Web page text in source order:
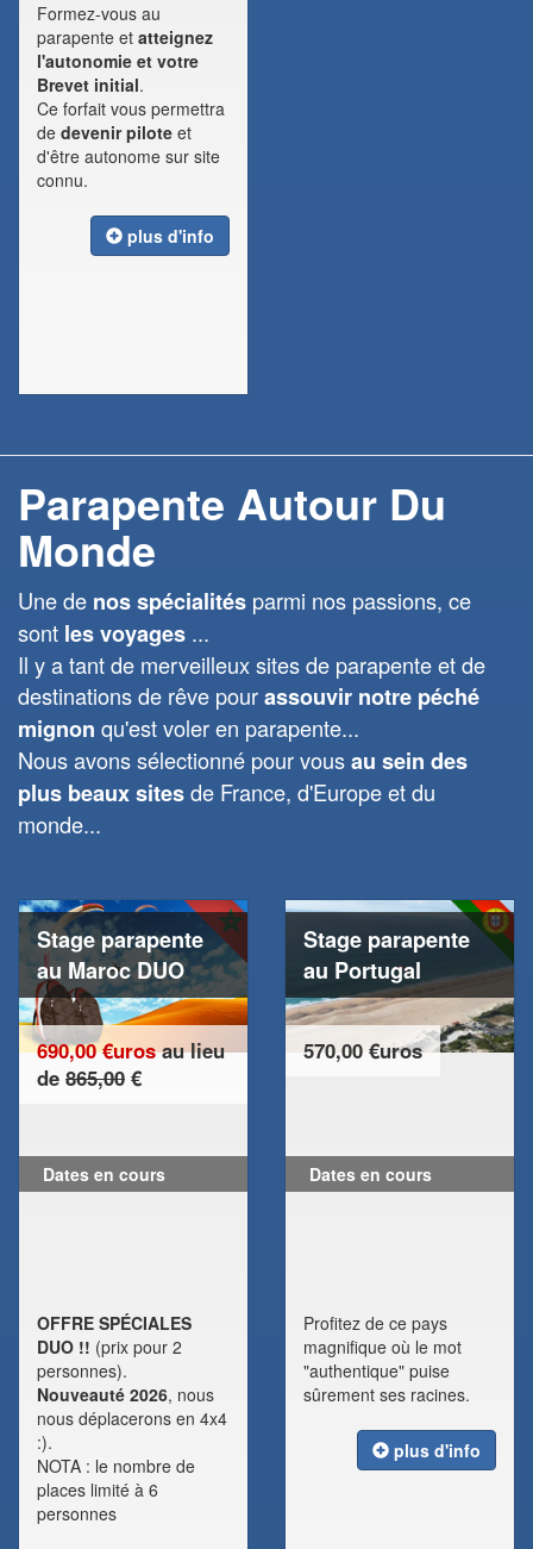
Formez-vous au
parapente et atteignez
l'autonomie et votre
Brevet initial.
Ce forfait vous permettra
de devenir pilote et
d'être autonome sur site
connu.
plus d'info
Parapente Autour Du
Monde
Une de nos spécialités parmi nos passions, ce
sont les voyages ...
Il y a tant de merveilleux sites de parapente et de
destinations de rêve pourassouvir notre péché
mignon qu'est voler en parapente...
Nous avons sélectionné pour vousau sein des
plus beaux sitesde France, d'Europe et du
monde...
Stage parapente
au Maroc DUO
690,00 €urosau lieu
de 865,00 €
Dates en cours
OFFRE SPÉCIALES
DUO !! (prix pour 2
personnes).
Nouveauté 2026, nous
nous déplacerons en 4x4
:).
NOTA : le nombre de
places limité à 6
personnes
Stage parapente
au Portugal
570,00 €uros
Dates en cours
Profitez de ce pays
magnifique où le mot
"authentique" puise
sûrement ses racines.
plus d'info